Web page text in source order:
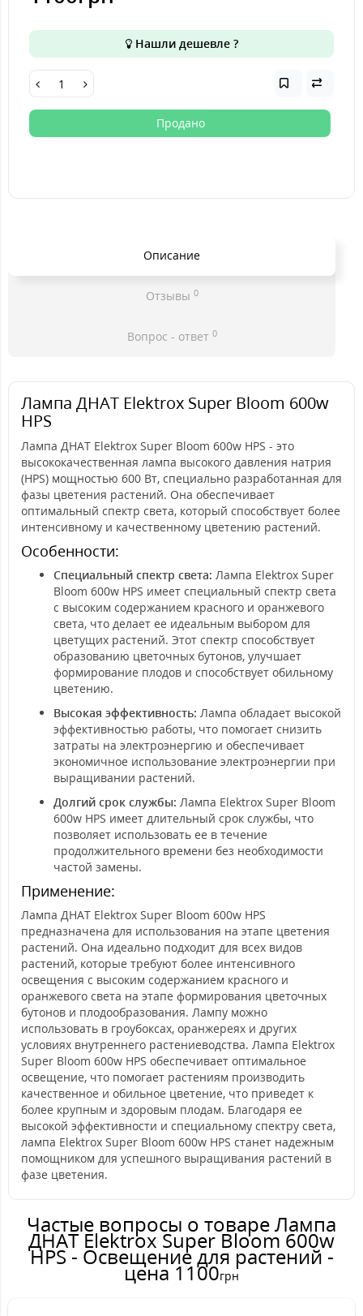
Нашли дешевле ?
Продано
Описание
Отзывы 0
Вопрос - ответ 0
Лампа ДНАТ Elektrox Super Bloom 600w
HPS
Лампа ДНАТ Elektrox Super Bloom 600w HPS - это
высококачественная лампа высокого давления натрия
(HPS) мощностью 600 Вт, специально разработанная для
фазы цветения растений. Она обеспечивает
оптимальный спектр света, который способствует более
интенсивному и качественному цветению растений.
Особенности:
Специальный спектр света: Лампа Elektrox Super
Bloom 600w HPS имеет специальный спектр света
с высоким содержанием красного и оранжевого
света, что делает ее идеальным выбором для
цветущих растений. Этот спектр способствует
образованию цветочных бутонов, улучшает
формирование плодов и способствует обильному
цветению.
Высокая эффективность: Лампа обладает высокой
эффективностью работы, что помогает снизить
затраты на электроэнергию и обеспечивает
экономичное использование электроэнергии при
выращивании растений.
Долгий срок службы: Лампа Elektrox Super Bloom
600w HPS имеет длительный срок службы, что
позволяет использовать ее в течение
продолжительного времени без необходимости
частой замены.
Применение:
Лампа ДНАТ Elektrox Super Bloom 600w HPS
предназначена для использования на этапе цветения
растений. Она идеально подходит для всех видов
растений, которые требуют более интенсивного
освещения с высоким содержанием красного и
оранжевого света на этапе формирования цветочных
бутонов и плодообразования. Лампу можно
использовать в гроубоксах, оранжереях и других
условиях внутреннего растениеводства. Лампа Elektrox
Super Bloom 600w HPS обеспечивает оптимальное
освещение, что помогает растениям производить
качественное и обильное цветение, что приведет к
более крупным и здоровым плодам. Благодаря ее
высокой эффективности и специальному спектру света,
лампа Elektrox Super Bloom 600w HPS станет надежным
помощником для успешного выращивания растений в
фазе цветения.
Частые вопросы о товаре Лампа
ДНАТ Elektrox Super Bloom 600w
HPS - Освещение для растений -
цена 1100грн